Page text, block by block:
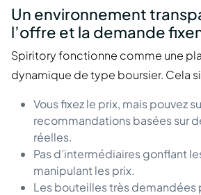
Un environnement
l’offre et la demande
Spiritory fonctionne comme une
dynamique de type boursier. Cela
Vous fixez le prix, mais pouvez
recommandations basées sur
réelles.
Pas d’intermédiaires gonflant
manipulant les prix.
Les bouteilles très demandées